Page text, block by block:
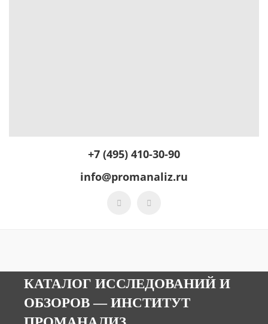
+7 (495) 410-30-90
info@promanaliz.ru
КАТАЛОГ ИССЛЕДОВАНИЙ И
ОБЗОРОВ — ИНСТИТУТ